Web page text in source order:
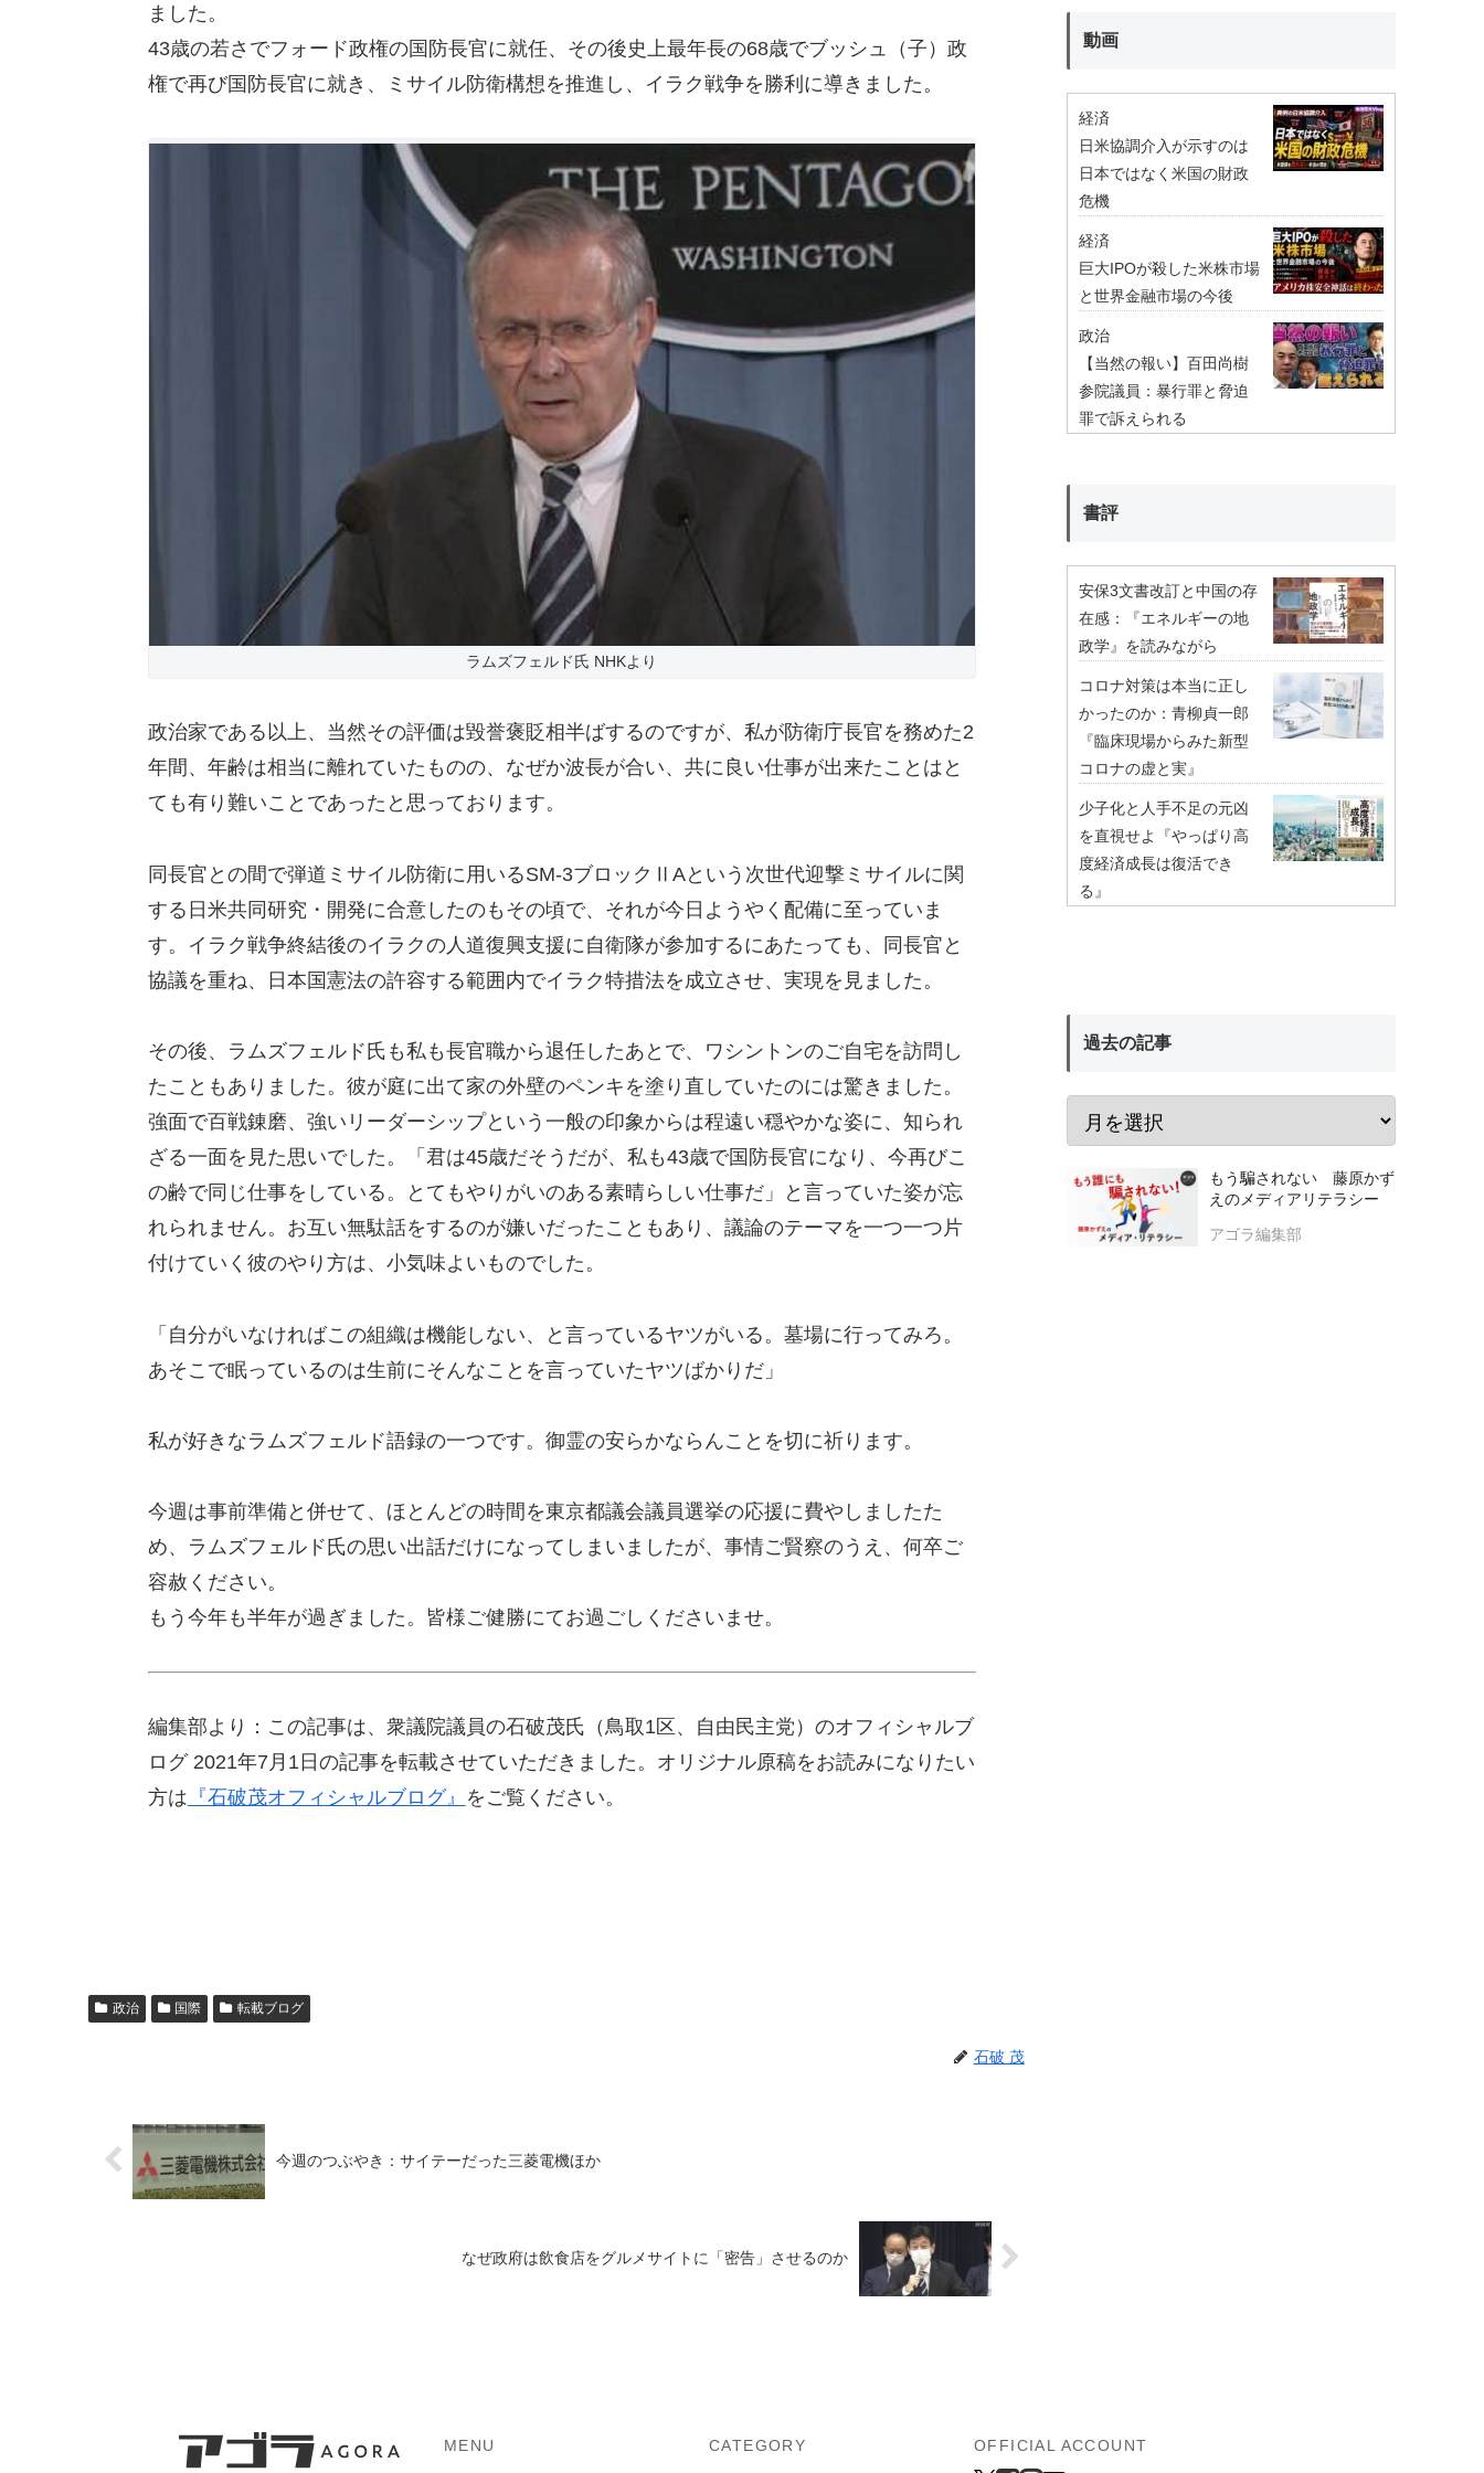
ました。
43歳の若さでフォード政権の国防長官に就任、その後史上最年長の68歳でブッシュ（子）政
権で再び国防長官に就き、ミサイル防衛構想を推進し、イラク戦争を勝利に導きました。
ラムズフェルド氏 NHKより
政治家である以上、当然その評価は毀誉褒貶相半ばするのですが、私が防衛庁長官を務めた2
年間、年齢は相当に離れていたものの、なぜか波長が合い、共に良い仕事が出来たことはと
ても有り難いことであったと思っております。
同長官との間で弾道ミサイル防衛に用いるSM-3ブロックⅡAという次世代迎撃ミサイルに関
する日米共同研究・開発に合意したのもその頃で、それが今日ようやく配備に至っていま
す。イラク戦争終結後のイラクの人道復興支援に自衛隊が参加するにあたっても、同長官と
協議を重ね、日本国憲法の許容する範囲内でイラク特措法を成立させ、実現を見ました。
その後、ラムズフェルド氏も私も長官職から退任したあとで、ワシントンのご自宅を訪問し
たこともありました。彼が庭に出て家の外壁のペンキを塗り直していたのには驚きました。
強面で百戦錬磨、強いリーダーシップという一般の印象からは程遠い穏やかな姿に、知られ
ざる一面を見た思いでした。「君は45歳だそうだが、私も43歳で国防長官になり、今再びこ
の齢で同じ仕事をしている。とてもやりがいのある素晴らしい仕事だ」と言っていた姿が忘
れられません。お互い無駄話をするのが嫌いだったこともあり、議論のテーマを一つ一つ片
付けていく彼のやり方は、小気味よいものでした。
「自分がいなければこの組織は機能しない、と言っているヤツがいる。墓場に行ってみろ。
あそこで眠っているのは生前にそんなことを言っていたヤツばかりだ」
私が好きなラムズフェルド語録の一つです。御霊の安らかならんことを切に祈ります。
今週は事前準備と併せて、ほとんどの時間を東京都議会議員選挙の応援に費やしましたた
め、ラムズフェルド氏の思い出話だけになってしまいましたが、事情ご賢察のうえ、何卒ご
容赦ください。
もう今年も半年が過ぎました。皆様ご健勝にてお過ごしくださいませ。
編集部より：この記事は、衆議院議員の石破茂氏（鳥取1区、自由民主党）のオフィシャルブ
ログ 2021年7月1日の記事を転載させていただきました。オリジナル原稿をお読みになりたい
方は 『石破茂オフィシャルブログ』 をご覧ください。
政治 国際 転載ブログ
石破 茂
今週のつぶやき：サイテーだった三菱電機ほか
なぜ政府は飲食店をグルメサイトに「密告」させるのか
動画
経済
日米協調介入が示すのは
日本ではなく米国の財政
危機
経済
巨大IPOが殺した米株市場
と世界金融市場の今後
政治
【当然の報い】百田尚樹
参院議員：暴行罪と脅迫
罪で訴えられる
書評
安保3文書改訂と中国の存
在感：『エネルギーの地
政学』を読みながら
コロナ対策は本当に正し
かったのか：青柳貞一郎
『臨床現場からみた新型
コロナの虚と実』
少子化と人手不足の元凶
を直視せよ『やっぱり高
度経済成長は復活でき
る』
過去の記事
もう騙されない 藤原かず
えのメディアリテラシー
アゴラ編集部
MENU CATEGORY OFFICIAL ACCOUNT